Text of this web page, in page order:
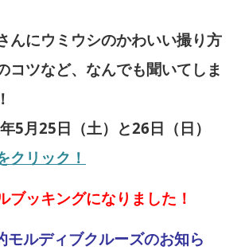
んにウミウシのかわいい撮り方
コツなど、なんでも聞いてしま
5月25日（土）と26日（日）
クリック！
ブッキングになりました！
モルディブクルーズのお知ら